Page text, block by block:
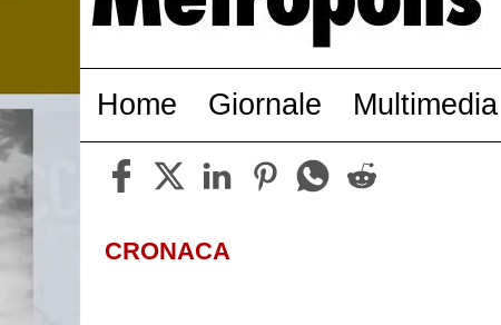
Home Giornale Multimedia
CRONACA